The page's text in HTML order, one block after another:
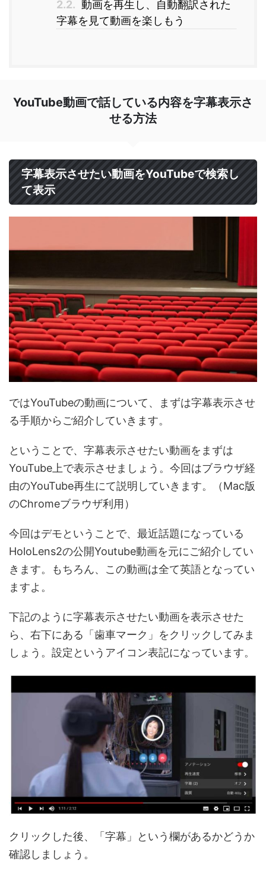
2.2. 動画を再生し、自動翻訳された
字幕を見て動画を楽しもう
YouTube動画で話している内容を字幕表示さ
せる方法
字幕表示させたい動画をYouTubeで検索し
て表示
ではYouTubeの動画について、まずは字幕表示させ
る手順からご紹介していきます。
ということで、字幕表示させたい動画をまずは
YouTube上で表示させましょう。今回はブラウザ経
由のYouTube再生にて説明していきます。（Mac版
のChromeブラウザ利用）
今回はデモということで、最近話題になっている
HoloLens2の公開Youtube動画を元にご紹介してい
きます。もちろん、この動画は全て英語となってい
ますよ。
下記のように字幕表示させたい動画を表示させた
ら、右下にある「歯車マーク」をクリックしてみま
しょう。設定というアイコン表記になっています。
クリックした後、「字幕」という欄があるかどうか
確認しましょう。